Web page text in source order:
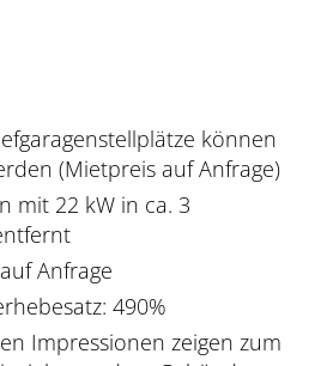
können
(Mietpreis auf Anfrage)
mit 22 kW in ca. 3
Anfrage
490%
Impressionen zeigen zum